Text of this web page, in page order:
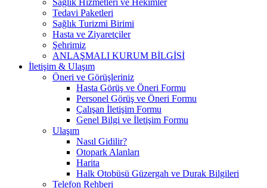
Tedavi Paketleri
Sağlık Turizmi Birimi
Hasta ve Ziyaretçiler
Şehrimiz
ANLAŞMALI KURUM BİLGİSİ
İletişim & Ulaşım
Öneri ve Görüşleriniz
Hasta Görüş ve Öneri Formu
Personel Görüş ve Öneri Formu
Çalışan İletişim Formu
Genel Bilgi ve İletişim Formu
Ulaşım
Nasıl Gidilir?
Otopark Alanları
Harita
Halk Otobüsü Güzergah ve Durak Bilgileri
Telefon Rehberi